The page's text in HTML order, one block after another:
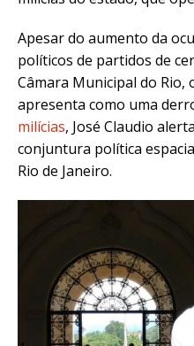
Apesar do aumento da
políticos de partidos de
Câmara Municipal do Rio,
apresenta como uma
milícias, José Claudio
conjuntura política
Rio de Janeiro.